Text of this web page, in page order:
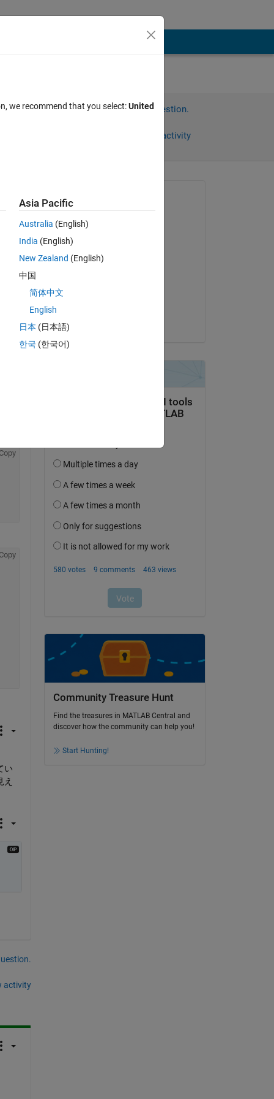
Sign in to answer this question.
Sign in to follow activity
い
activity
Asked:
on 1 Aug 2021
Commented:
Community Treasure Hunt
Find the treasures in MATLAB Central and
discover how the community can help you!
Start Hunting!
we recommend that you select:United
Asia Pacific
Australia (English)
India (English)
New Zealand (English)
中国
简体中文
English
日本 (日本語)
한국 (한국어)